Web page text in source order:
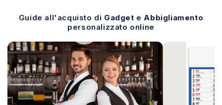
Guide all'acquisto di Gadget eAbbigliamento
personalizzato online